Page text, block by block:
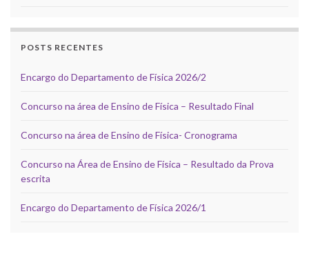
POSTS RECENTES
Encargo do Departamento de Física 2026/2
Concurso na área de Ensino de Física – Resultado Final
Concurso na área de Ensino de Física- Cronograma
Concurso na Área de Ensino de Física – Resultado da Prova
escrita
Encargo do Departamento de Física 2026/1